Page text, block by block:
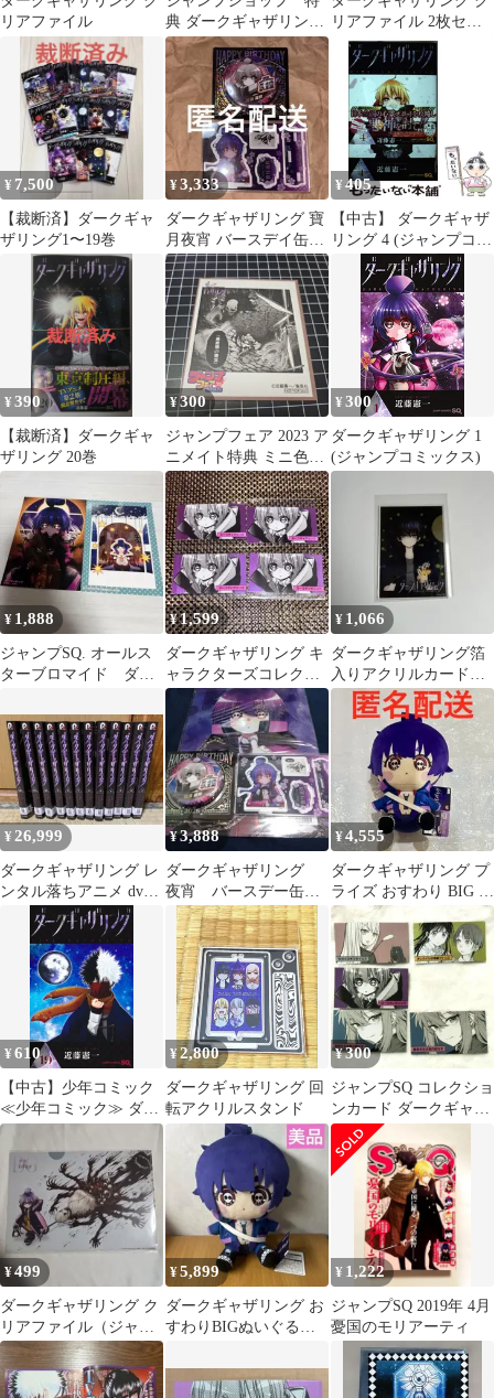
リアファイル
典 ダークギャザリング
青の祓魔師 ステッカー
セット
リアファイル 2枚セッ
¥ 7,500
【裁断済】ダークギャ
ザリング1〜19巻
¥3,333
ダークギャザリング 寶
月夜宵 バースデイ缶バ
ッジ 名場面ジオラマフ
ィギュア
¥ 405
【中古】 ダークギャザ
リング 4 (ジャンプコミ
ックス) / 近藤憲一 / 集
¥390
【裁断済】ダークギャ
ザリング 20巻
¥300
ジャンプフェア 2023 ア
ニメイト特典 ミニ色紙
ダークギャザリング
¥300
ダークギャザリング 1
(ジャンプコミックス)
¥ 1,888
ジャンプSQ. オールス
ターブロマイド ダー
¥1,599
ダークギャザリング キ
ャラクターズコレクシ
ョンカード まとめ売り
¥ 1,066
ダークギャザリング箔
入りアクリルカード幻
燈河螢多朗
¥ 26,999
ダークギャザリング レ
ンタル落ちアニメ dvd
全巻セット
¥3,888
ダークギャザリング
夜宵 バースデー缶バ
ッジ アクリルスタン
ド 原作
¥4,555
ダークギャザリング プ
ライズ おすわり BIG ぬ
いぐるみ 寶月夜宵
¥610
【中古】少年コミック
≪少年コミック≫ ダー
クギャザリング(19) / 近
藤憲一
¥2,800
ダークギャザリング 回
転アクリルスタンド
¥300
ジャンプSQ コレクショ
ンカード ダークギャザ
リング 他
¥499
ダークギャザリング ク
リアファイル（ジャン
プSQ.付録）
¥5,899
ダークギャザリング お
すわりBIGぬいぐるみ
¥ 1,222
ジャンプSQ 2019年 4月
憂国のモリアーティ